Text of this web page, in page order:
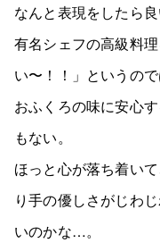
なんと表現をしたら
有名シェフの高級料
い〜！！」というので
おふくろの味に安心
もない。
ほっと心が落ち着い
り手の優しさがじわ
いのかな…。